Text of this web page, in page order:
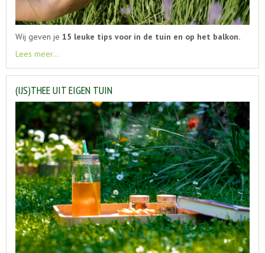
Wij geven je 15 leuke tips voor in de tuin en op het balkon.
Lees meer...
(IJS)THEE UIT EIGEN TUIN